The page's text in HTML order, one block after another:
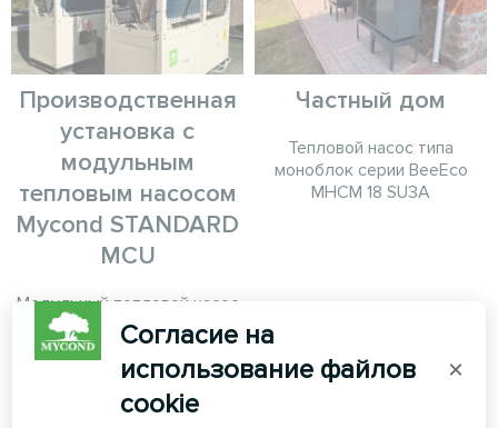
Производственная
установка с
модульным
тепловым насосом
Mycond STANDARD
MCU
Модульный тепловой насос
MyCond STANDARD MCU
обеспечивает надежный
климат-контроль для
сложных условий
эксплуатации
Частный дом
Тепловой насос типа
моноблок серии BeeEco
MHCM 18 SU3A
Согласие на
использование файлов
cookie
×